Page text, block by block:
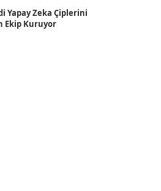
Yapay Zeka Çiplerini
Ekip Kuruyor